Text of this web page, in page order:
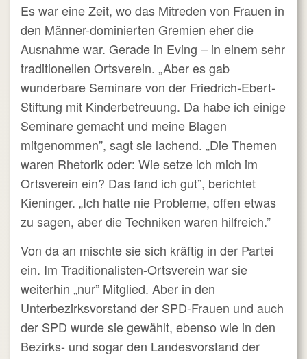
Es war eine Zeit, wo das Mitreden von Frauen in
den Männer-dominierten Gremien eher die
Ausnahme war. Gerade in Eving – in einem sehr
traditionellen Ortsverein. „Aber es gab
wunderbare Seminare von der Friedrich-Ebert-
Stiftung mit Kinderbetreuung. Da habe ich einige
Seminare gemacht und meine Blagen
mitgenommen”, sagt sie lachend. „Die Themen
waren Rhetorik oder: Wie setze ich mich im
Ortsverein ein? Das fand ich gut”, berichtet
Kieninger. „Ich hatte nie Probleme, offen etwas
zu sagen, aber die Techniken waren hilfreich.”
Von da an mischte sie sich kräftig in der Partei
ein. Im Traditionalisten-Ortsverein war sie
weiterhin „nur” Mitglied. Aber in den
Unterbezirksvorstand der SPD-Frauen und auch
der SPD wurde sie gewählt, ebenso wie in den
Bezirks- und sogar den Landesvorstand der